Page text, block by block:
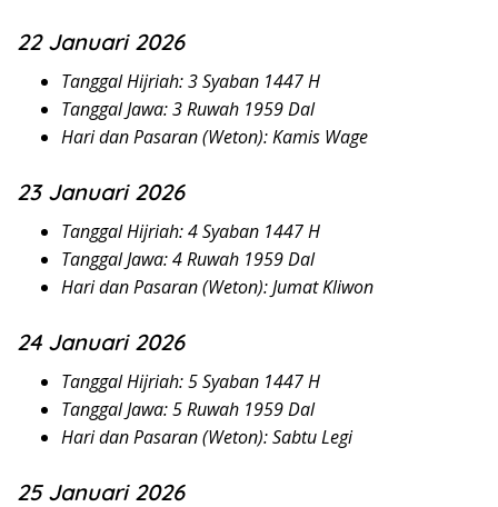
22 Januari 2026
Tanggal Hijriah: 3 Syaban 1447 H
Tanggal Jawa: 3 Ruwah 1959 Dal
Hari dan Pasaran (Weton): Kamis Wage
23 Januari 2026
Tanggal Hijriah: 4 Syaban 1447 H
Tanggal Jawa: 4 Ruwah 1959 Dal
Hari dan Pasaran (Weton): Jumat Kliwon
24 Januari 2026
Tanggal Hijriah: 5 Syaban 1447 H
Tanggal Jawa: 5 Ruwah 1959 Dal
Hari dan Pasaran (Weton): Sabtu Legi
25 Januari 2026